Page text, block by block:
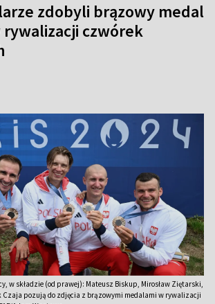
zdobyli brązowy medal
czwórek
w składzie (od prawej): Mateusz Biskup, Mirosław Ziętarski,
Czaja pozują do zdjęcia z brązowymi medalami w rywalizacji